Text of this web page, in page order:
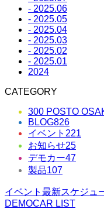
- 2025.06
- 2025.05
- 2025.04
- 2025.03
- 2025.02
- 2025.01
2024
CATEGORY
300 POSTO
BLOG826
イベント 221
お知らせ25
デモカー47
製品107
イベント最新スケジュ
DEMOCAR LIST